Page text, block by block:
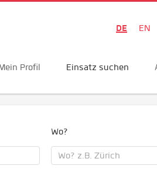
DE EN
Profil Einsatz suchen
Wo?